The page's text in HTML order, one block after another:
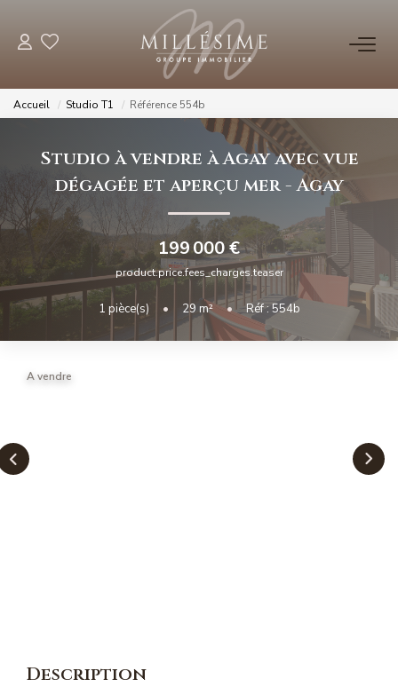
NOS OFFRES
Nos Offres
Nos Biens Vendus
NOS AGENCES
Nos Agences
Nos Équipes
Accueil Studio T1 Référence 554b
Studio à vendre à Agay avec vue
dégagée et aperçu mer-Agay
199 000 €
product.price.fees_charges.teaser
1 pièce(s) • 29 m² • Réf : 554b
A vendre
Description